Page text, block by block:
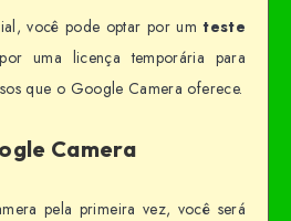
você pode optar por umteste
uma licença temporária para
que o Google Camera oferece.
Camera
pela primeira vez, você será